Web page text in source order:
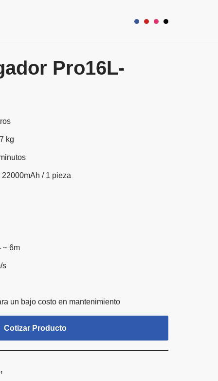
Pro16L-
kg
/ 1 pieza
~ 6m
s
un bajo costo en mantenimiento
Cotizar Producto